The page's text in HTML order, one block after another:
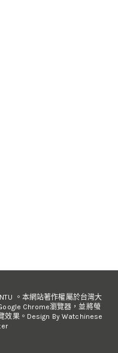
。本網站著作權屬於台灣大
Chrome瀏覽器，並將螢
效果。Design By Watchinese